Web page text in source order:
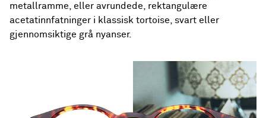
metallramme, eller avrundede, rektangulære
acetatinnfatninger i klassisk tortoise, svart eller
gjennomsiktige grå nyanser.